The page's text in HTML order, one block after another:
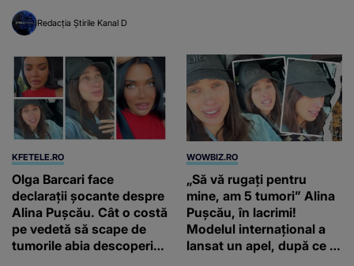
Redacția Știrile Kanal D
KFETELE.RO
Olga Barcari face
declarații șocante despre
Alina Pușcău. Cât o costă
pe vedetă să scape de
tumorile abia descoperite
WOWBIZ.RO
„Să vă rugați pentru
mine, am 5 tumori” Alina
Pușcău, în lacrimi!
Modelul internațional a
lansat un apel, după ce a